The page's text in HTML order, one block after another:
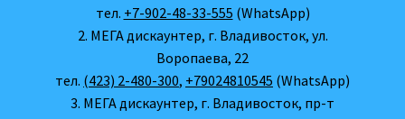
тел. +7-902-48-33-555 (WhatsApp)
2. МЕГА дискаунтер, г. Владивосток, ул.
Воропаева, 22
тел. (423) 2-480-300, +79024810545 (WhatsApp)
3. МЕГА дискаунтер, г. Владивосток, пр-т